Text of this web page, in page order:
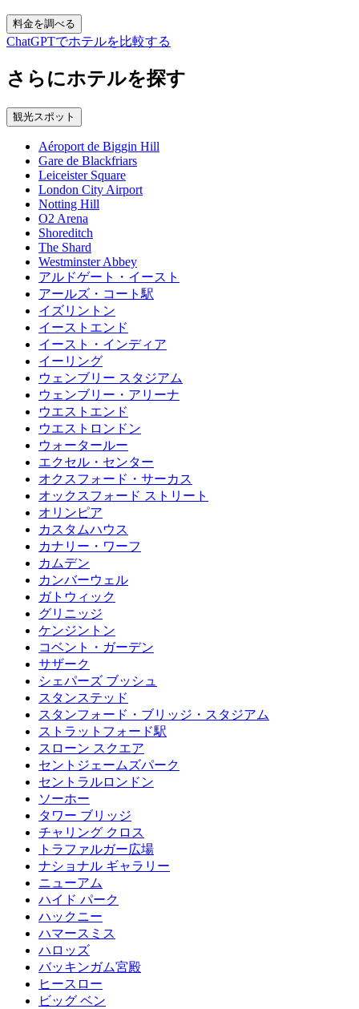
料金を調べる
ChatGPTでホテルを比較する
さらにホテルを探す
観光スポット
Aéroport de Biggin Hill
Gare de Blackfriars
Leiceister Square
London City Airport
Notting Hill
O2 Arena
Shoreditch
The Shard
Westminster Abbey
アルドゲート・イースト
アールズ・コート駅
イズリントン
イーストエンド
イースト・インディア
イーリング
ウェンブリー スタジアム
ウェンブリー・アリーナ
ウエストエンド
ウエストロンドン
ウォータールー
エクセル・センター
オクスフォード・サーカス
オックスフォード ストリート
オリンピア
カスタムハウス
カナリー・ワーフ
カムデン
カンバーウェル
ガトウィック
グリニッジ
ケンジントン
コベント・ガーデン
サザーク
シェパーズ ブッシュ
スタンステッド
スタンフォード・ブリッジ・スタジアム
ストラットフォード駅
スローン スクエア
セントジェームズパーク
セントラルロンドン
ソーホー
タワー ブリッジ
チャリング クロス
トラファルガー広場
ナショナル ギャラリー
ニューアム
ハイド パーク
ハックニー
ハマースミス
ハロッズ
バッキンガム宮殿
ヒースロー
ビッグ ベン